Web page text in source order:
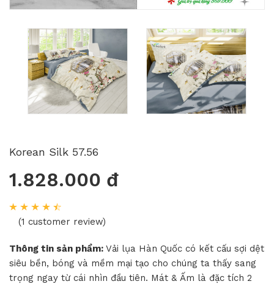
Korean Silk 57.56
1.828.000 đ
(1 customer review)
Thông tin sản phẩm: Vải lụa Hàn Quốc có kết cấu sợi dệt
siêu bền, bóng và mềm mại tạo cho chúng ta thấy sang
trọng ngay từ cái nhìn đầu tiên. Mát & Ấm là đặc tích 2